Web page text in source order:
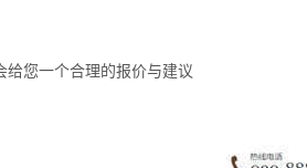
您一个合理的报价与建议